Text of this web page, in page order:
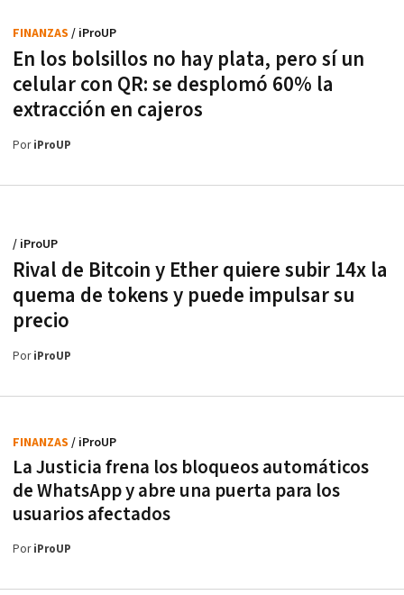
En los bolsillos no hay plata, pero sí un
celular con QR: se desplomó 60% la
extracción en cajeros
FINANZAS / iProUP
PoriProUP
Rival de Bitcoin y Ether quiere subir 14x la
quema de tokens y puede impulsar su
precio
/ iProUP
PoriProUP
La Justicia frena los bloqueos automáticos
de WhatsApp y abre una puerta para los
usuarios afectados
FINANZAS / iProUP
PoriProUP